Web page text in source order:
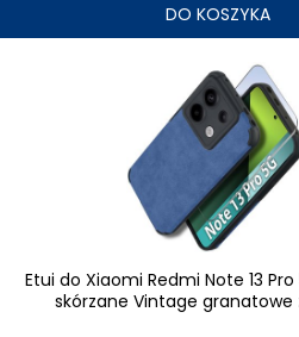
DO KOSZYKA
Etui do Xiaomi Redmi Note 13
skórzane Vintage granatowe